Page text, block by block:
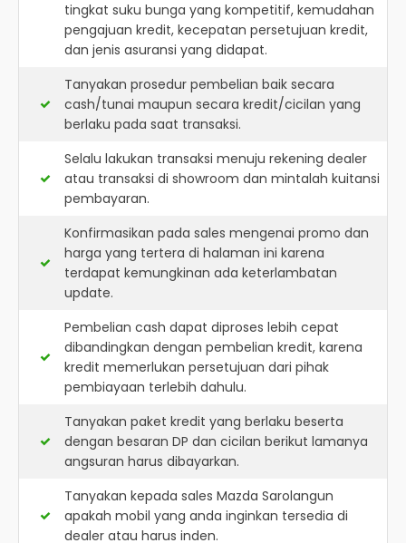
tingkat suku bunga yang kompetitif, kemudahan
pengajuan kredit, kecepatan persetujuan kredit,
dan jenis asuransi yang didapat.
Tanyakan prosedur pembelian baik secara
cash/tunai maupun secara kredit/cicilan yang
berlaku pada saat transaksi.
Selalu lakukan transaksi menuju rekening dealer
atau transaksi di showroom dan mintalah kuitansi
pembayaran.
Konfirmasikan pada sales mengenai promo dan
harga yang tertera di halaman ini karena
terdapat kemungkinan ada keterlambatan
update.
Pembelian cash dapat diproses lebih cepat
dibandingkan dengan pembelian kredit, karena
kredit memerlukan persetujuan dari pihak
pembiayaan terlebih dahulu.
Tanyakan paket kredit yang berlaku beserta
dengan besaran DP dan cicilan berikut lamanya
angsuran harus dibayarkan.
Tanyakan kepada sales Mazda Sarolangun
apakah mobil yang anda inginkan tersedia di
dealer atau harus inden.